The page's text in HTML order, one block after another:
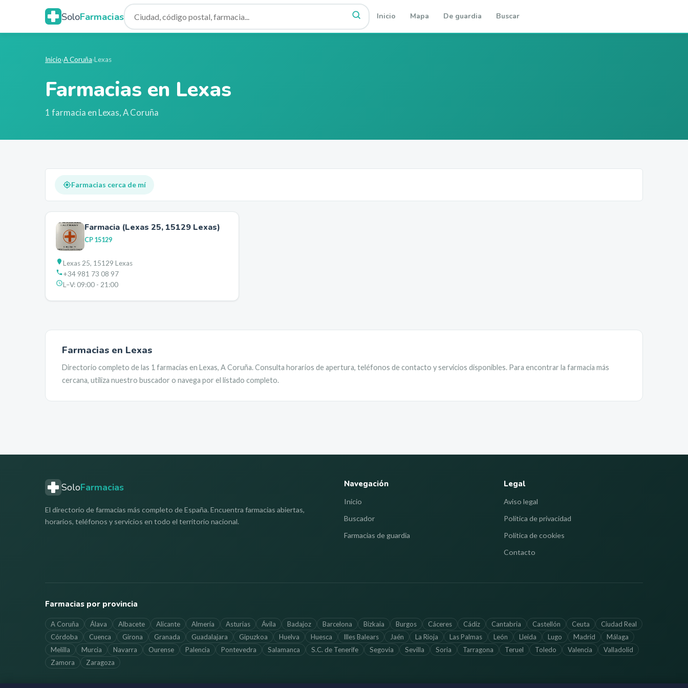
SoloFarmacias Inicio Mapa De guardia Buscar
Inicio›A Coruña›Lexas
Farmacias en Lexas
1 farmacia en Lexas,A Coruña
Farmacias cerca de mí
Farmacia (Lexas 25, 15129 Lexas)
CP 15129
Lexas 25, 15129 Lexas
+34 981 73 08 97
L–V:09:00 - 21:00
Farmacias en Lexas
Directorio completo de las 1 farmacias en Lexas, A Coruña. Consulta horarios de apertura, teléfonos de contacto y servicios disponibles. Para encontrar la farmacia más
cercana, utiliza nuestro buscador o navega por el listado completo.
SoloFarmacias
El directorio de farmacias más completo de España. Encuentra farmacias abiertas,
horarios, teléfonos y servicios en todo el territorio nacional.
Navegación
Inicio
Buscador
Farmacias de guardia
Legal
Aviso legal
Política de privacidad
Política de cookies
Contacto
Farmacias por provincia
A Coruña Álava Albacete Alicante Almería Asturias Ávila Badajoz Barcelona Bizkaia Burgos Cáceres Cádiz Cantabria Castellón Ceuta
Ciudad Real
Córdoba
Cuenca Girona Granada Guadalajara Gipuzkoa Huelva Huesca Illes Balears Jaén La Rioja Las Palmas León Lleida Lugo Madrid
Málaga
Melilla
Murcia Navarra Ourense Palencia Pontevedra Salamanca S.C. de Tenerife Segovia Sevilla Soria Tarragona Teruel Toledo Valencia
Valladolid
Zamora
Zaragoza